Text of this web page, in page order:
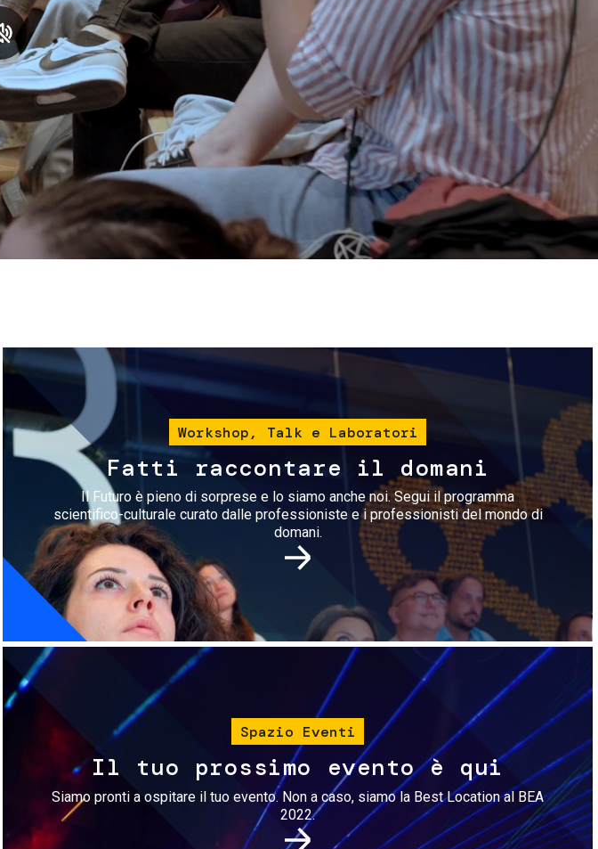
Servizi e accessibilità
Contatti
Biglietti
Immagine
Workshop, Talk e Laboratori
Fatti raccontare il domani
Il Futuro è pieno di sorprese e lo siamo anche noi. Segui il programma
scientifico-culturale curato dalle professioniste e i professionisti del mondo di
domani.
Immagine
Spazio Eventi
Il tuo prossimo evento è qui
Siamo pronti a ospitare il tuo evento. Non a caso, siamo la Best Location al BEA
2022.